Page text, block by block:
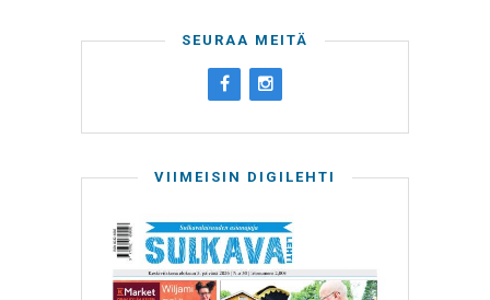
SEURAA MEITÄ
VIIMEISIN DIGILEHTI